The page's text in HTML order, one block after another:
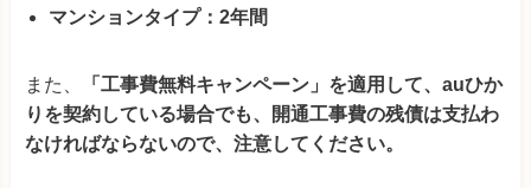
マンションタイプ：2年間
また、
「工事費無料キャンペーン」を適用して、auひか
りを契約している場合でも、開通工事費の残債は支払わ
なければならないので、注意してください。